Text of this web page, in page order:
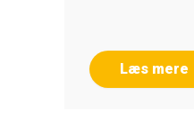
Læs mere